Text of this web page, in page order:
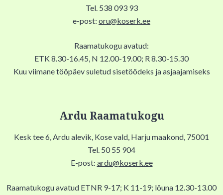
Tel. 538 093 93
e-post: oru@koserk.ee
Raamatukogu avatud:
ETK 8.30-16.45, N 12.00-19.00; R 8.30-15.30
Kuu viimane tööpäev suletud sisetöödeks ja asjaajamiseks
Ardu Raamatukogu
Kesk tee 6, Ardu alevik, Kose vald, Harju maakond, 75001
Tel. 50 55 904
E-post: ardu@koserk.ee
Raamatukogu avatud ETNR 9-17; K 11-19; lõuna 12.30-13.00